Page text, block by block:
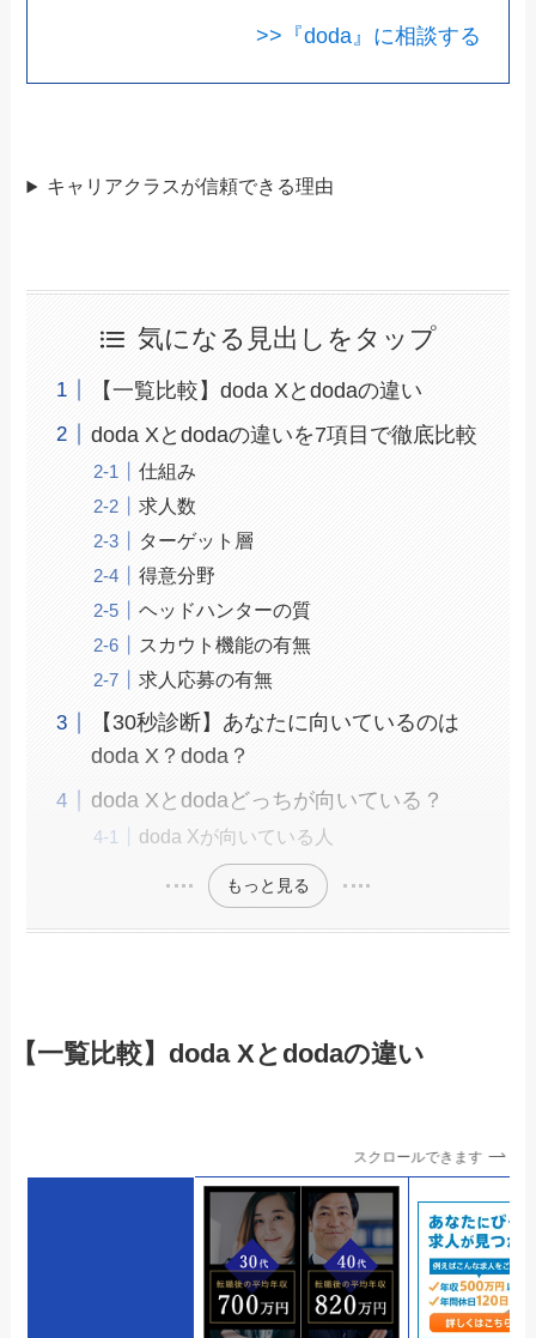
>>『doda』に相談する
キャリアクラスが信頼できる理由
気になる見出しをタップ
【一覧比較】doda Xとdodaの違い
doda Xとdodaの違いを7項目で徹底比較
仕組み
求人数
ターゲット層
得意分野
ヘッドハンターの質
スカウト機能の有無
求人応募の有無
【30秒診断】あなたに向いているのは
doda X？doda？
doda Xとdodaどっちが向いている？
doda Xが向いている人
もっと見る
【一覧比較】doda Xとdodaの違い
スクロールできます